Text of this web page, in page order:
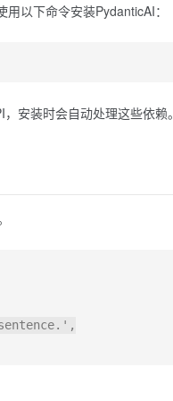
以下命令安装PydanticAI：
安装时会自动处理这些依赖。